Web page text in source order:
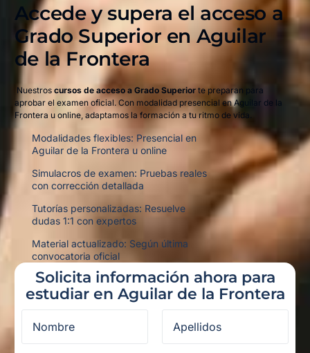
Accede y supera el acceso a
Grado Superior en Aguilar
de la Frontera​
Nuestros cursos de acceso a Grado Superiorte preparan para
aprobar el examen oficial. Con modalidad presencial en Aguilar de la
Frontera u online, adaptamos la formación a tu ritmo de vida.
Modalidades flexibles: Presencial en
Aguilar de la Frontera u online
Simulacros de examen: Pruebas reales
con corrección detallada
Tutorías personalizadas: Resuelve
dudas 1:1 con expertos
Material actualizado: Según última
convocatoria oficial
Solicita información ahora para
estudiar en Aguilar de la Frontera